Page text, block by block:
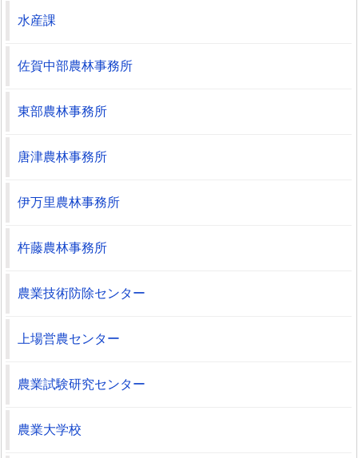
水産課
佐賀中部農林事務所
東部農林事務所
唐津農林事務所
伊万里農林事務所
杵藤農林事務所
農業技術防除センター
上場営農センター
農業試験研究センター
農業大学校